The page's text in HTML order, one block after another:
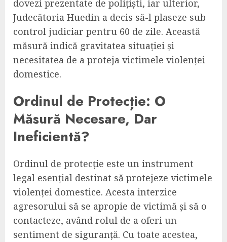
dovezi prezentate de polițiști, iar ulterior,
Judecătoria Huedin a decis să-l plaseze sub
control judiciar pentru 60 de zile. Această
măsură indică gravitatea situației și
necesitatea de a proteja victimele violenței
domestice.
Ordinul de Protecție: O
Măsură Necesare, Dar
Ineficientă?
Ordinul de protecție este un instrument
legal esențial destinat să protejeze victimele
violenței domestice. Acesta interzice
agresorului să se apropie de victimă și să o
contacteze, având rolul de a oferi un
sentiment de siguranță. Cu toate acestea,